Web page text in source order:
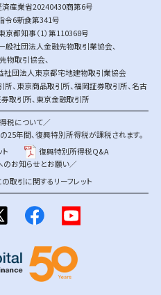
産業省20240430商第6号
令6新食第341号
都知事（1）第110368号
般社団法人金融先物取引業協会、
物取引協会、
社団法人東京都宅地建物取引業協会
所、 東京商品取引所、福岡証券取引所、名古
取引所、 東京金融取引所
税について／
年間、復興特別所得税が課税されます。
復興特別所得税Q&A
お知らせとお願い／
取引に関するリーフレット